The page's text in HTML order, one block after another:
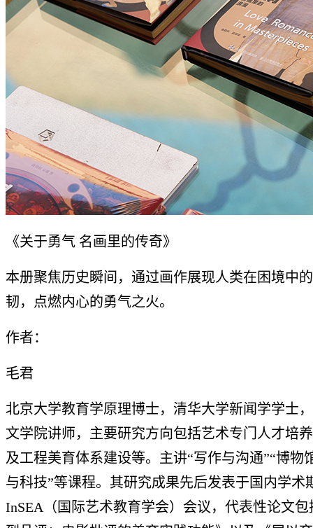
《关于勇气 名画里的传奇》
本册聚焦历史瞬间，通过画作展现人类在困境中
韧，点燃内心的勇气之火。
作者：
毛君
北京大学教育学原理博士，清华大学新闻学学士
文学院讲师，主要研究方向包括艺术专门人才培
及工程美育体系建设等。主讲“写作与沟通”“博物
与科技”等课程。其研究成果先后发表于国内学术
InSEA（国际艺术教育学会）会议，代表性论文